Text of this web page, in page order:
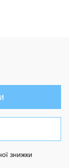
знижки